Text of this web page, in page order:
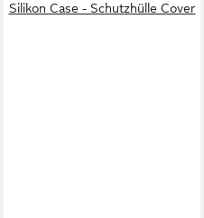
Silikon Case - Schutzhülle Cover